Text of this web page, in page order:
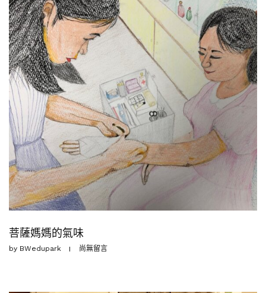
菩薩媽媽的氣味
by BWedupark 尚無留言